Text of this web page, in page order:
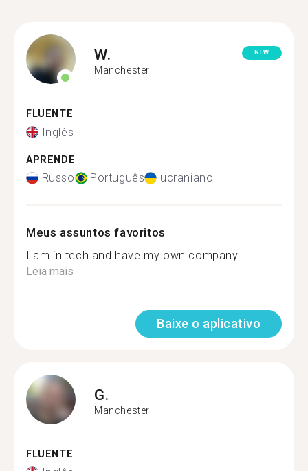
W.
Manchester
NEW
FLUENTE
Inglês
APRENDE
Russo Português ucraniano
Meus assuntos favoritos
I am in tech and have my own company...
Leia mais
Baixe o aplicativo
G.
Manchester
FLUENTE